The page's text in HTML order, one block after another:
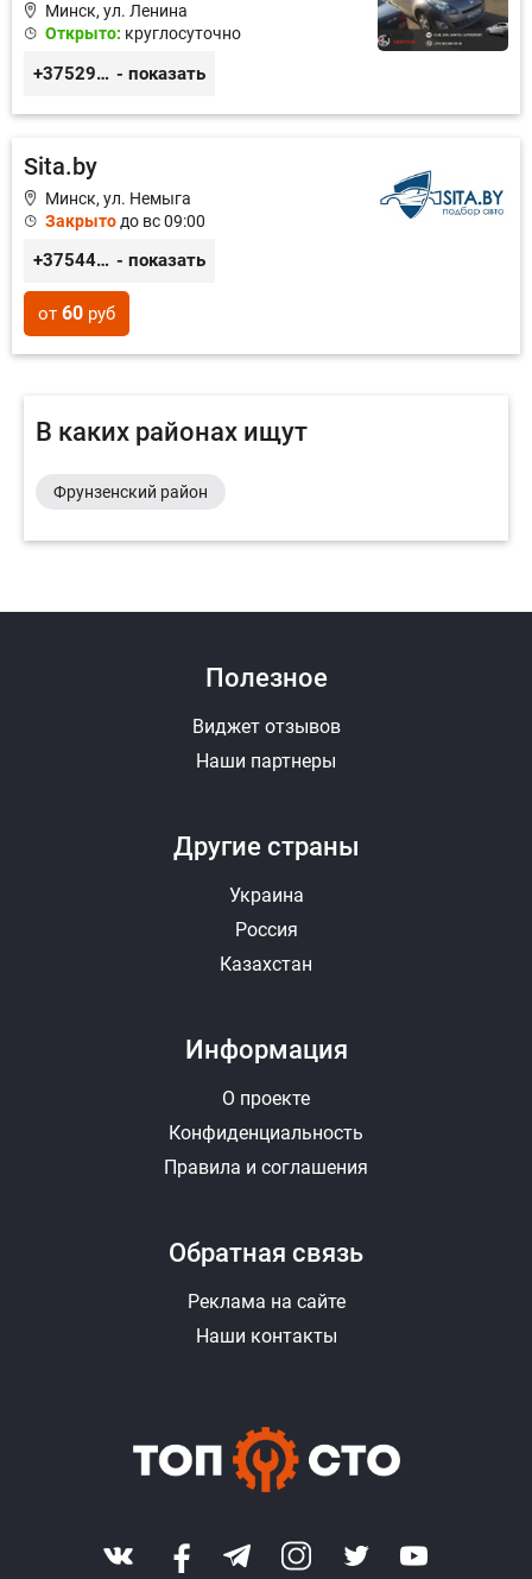
Минск, ул. Ленина
Открыто: круглосуточно
+375299665040 - показать
Sita.by
Минск, ул. Немыга
Закрыто до вс 09:00
+375447771177 - показать
от 60 руб
В каких районах ищут
Фрунзенский район
Другие страны
Украина
Россия
Казахстан
Полезное
Виджет отзывов
Наши партнеры
Информация
О проекте
Конфиденциальность
Правила и соглашения
Обратная связь
Реклама на сайте
Наши контакты